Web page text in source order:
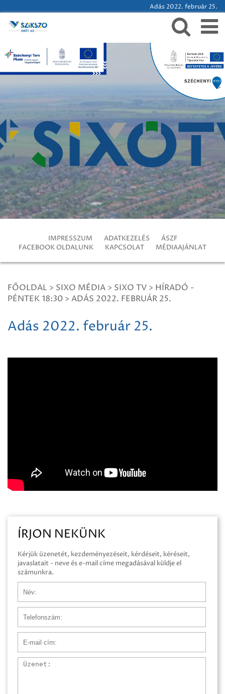
Adás 2022. február 25.
IMPRESSZUM ADATKEZELÉS
ÁSZF
FACEBOOK OLDALUNK
KAPCSOLAT MÉDIAAJÁNLAT
FŐOLDAL > SIXO MÉDIA > SIXO TV > HÍRADÓ -
PÉNTEK 18:30 > ADÁS 2022. FEBRUÁR 25.
Adás 2022. február 25.
ÍRJON NEKÜNK
Kérjük üzenetét, kezdeményezéseit, kérdéseit, kéréseit,
javaslatait - neve és e-mail címe megadásával küldje el
számunkra.
Üzenet